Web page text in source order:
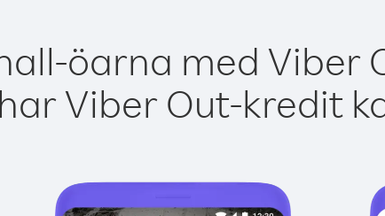
öarna med Viber
Viber Out-kredit